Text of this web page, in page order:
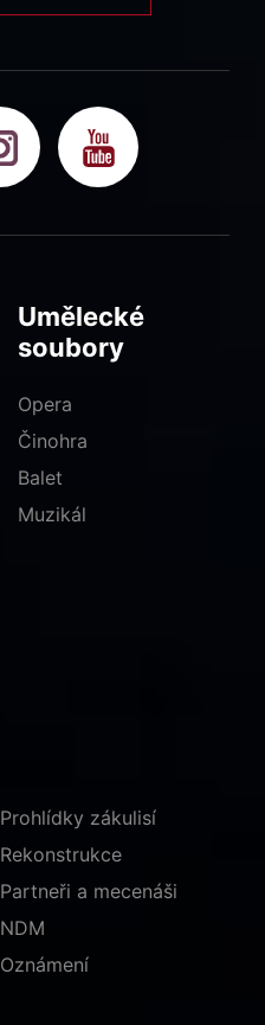
Umělecké
soubory
Opera
Činohra
Balet
Muzikál
Prohlídky zákulisí
Rekonstrukce
Partneři a mecenáši
NDM
Oznámení